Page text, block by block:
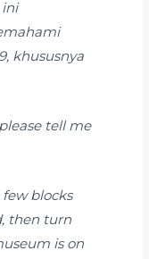
khususnya
tell me
few blocks
then turn
is on